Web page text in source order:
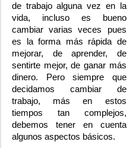
de trabajo alguna vez en la
vida, incluso es bueno
cambiar varias veces pues
es la forma más rápida de
mejorar, de aprender, de
sentirte mejor, de ganar más
dinero. Pero siempre que
decidamos cambiar de
trabajo, más en estos
tiempos tan complejos,
debemos tener en cuenta
algunos aspectos básicos.